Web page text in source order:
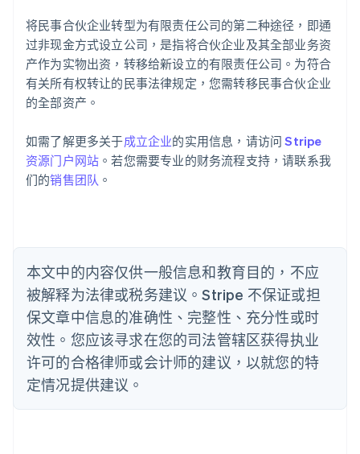
将民事合伙企业转型为有限责任公司的第二种途径，即通
过非现金方式设立公司，是指将合伙企业及其全部业务资
产作为实物出资，转移给新设立的有限责任公司。为符合
有关所有权转让的民事法律规定，您需转移民事合伙企业
的全部资产。
如需了解更多关于成立企业的实用信息，请访问Stripe
资源门户网站 。若您需要专业的财务流程支持，请联系我
们的销售团队 。
本文中的内容仅供一般信息和教育目的，不应
被解释为法律或税务建议。Stripe 不保证或担
保文章中信息的准确性、完整性、充分性或时
效性。您应该寻求在您的司法管辖区获得执业
许可的合格律师或会计师的建议，以就您的特
定情况提供建议。
爱尔兰
English
爱沙尼亚
English
奥地利
Deutsch
English
巴西
Português English
English
丹麦
English
德国
DeutschEnglish
法国
FrançaisEnglish
芬兰
EnglishSvenska